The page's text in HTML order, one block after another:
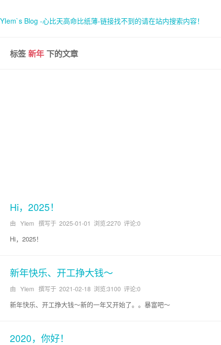
YIem`s Blog -心比天高命比纸薄-链接找不到的请在站内搜索内容！
首页
标签新年 下的文章
Hi，2025！
由 YIem 撰写于 2025-01-01 浏览:2270 评论:0
Hi，2025！
新年快乐、开工挣大钱～
由 YIem 撰写于 2021-02-18 浏览:3100 评论:0
新年快乐、开工挣大钱～新的一年又开始了。。暴富吧～
2020，你好！